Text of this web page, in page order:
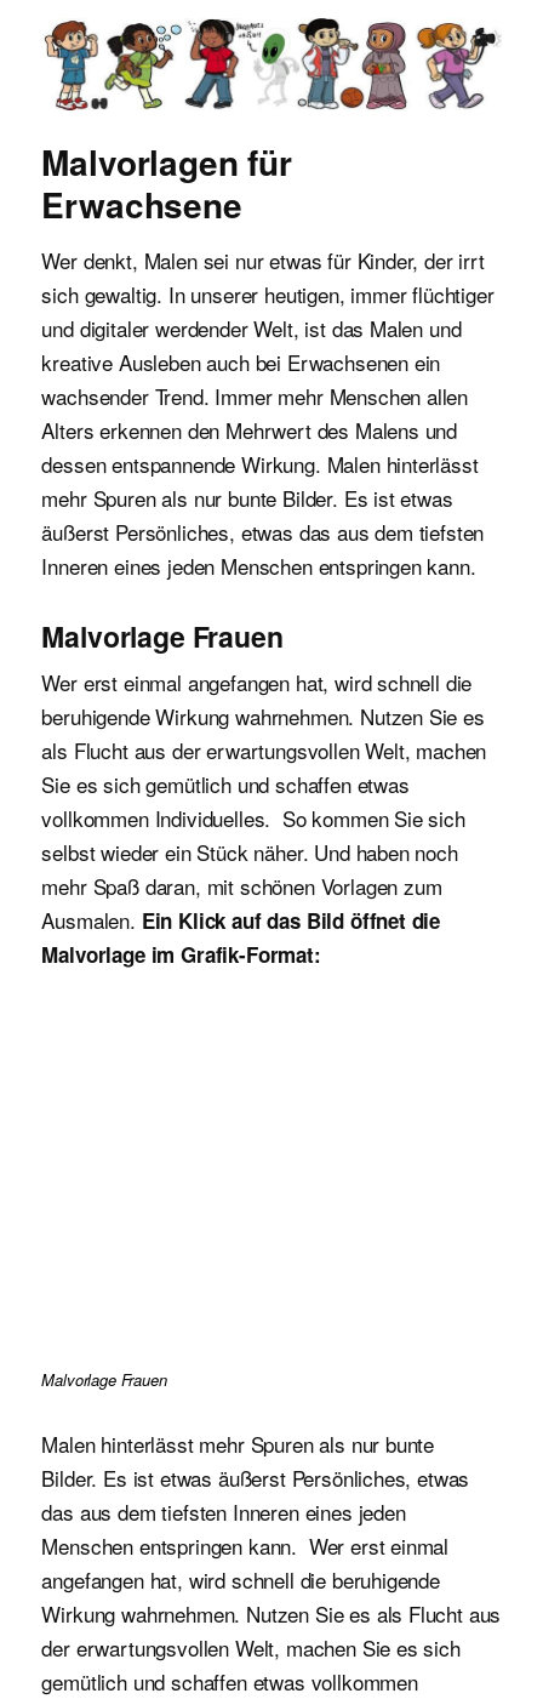
Malvorlagen für Kinder
Malvorlagen für
Erwachsene
Wer denkt, Malen sei nur etwas für Kinder, der irrt
sich gewaltig. In unserer heutigen, immer flüchtiger
und digitaler werdender Welt, ist das Malen und
kreative Ausleben auch bei Erwachsenen ein
wachsender Trend. Immer mehr Menschen allen
Alters erkennen den Mehrwert des Malens und
dessen entspannende Wirkung. Malen hinterlässt
mehr Spuren als nur bunte Bilder. Es ist etwas
äußerst Persönliches, etwas das aus dem tiefsten
Inneren eines jeden Menschen entspringen kann.
Malvorlage Frauen
Wer erst einmal angefangen hat, wird schnell die
beruhigende Wirkung wahrnehmen. Nutzen Sie es
als Flucht aus der erwartungsvollen Welt, machen
Sie es sich gemütlich und schaffen etwas
vollkommen Individuelles. So kommen Sie sich
selbst wieder ein Stück näher. Und haben noch
mehr Spaß daran, mit schönen Vorlagen zum
Ausmalen. Ein Klick auf das Bild öffnet die
Malvorlage im Grafik-Format:
Malvorlage Frauen
Malen hinterlässt mehr Spuren als nur bunte
Bilder. Es ist etwas äußerst Persönliches, etwas
das aus dem tiefsten Inneren eines jeden
Menschen entspringen kann. Wer erst einmal
angefangen hat, wird schnell die beruhigende
Wirkung wahrnehmen. Nutzen Sie es als Flucht aus
der erwartungsvollen Welt, machen Sie es sich
gemütlich und schaffen etwas vollkommen